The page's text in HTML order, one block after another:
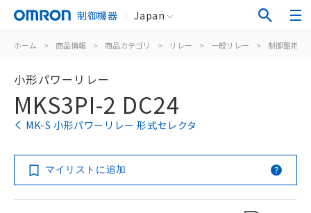
制御機器 Japan
ホーム > 商品情報 > 商品カテゴリ > リレー > 一般リレー > 制御盤用
小形パワーリレー
MKS3PI-2 DC24
MK-S 小形パワーリレー 形式セレクタ
マイリストに追加